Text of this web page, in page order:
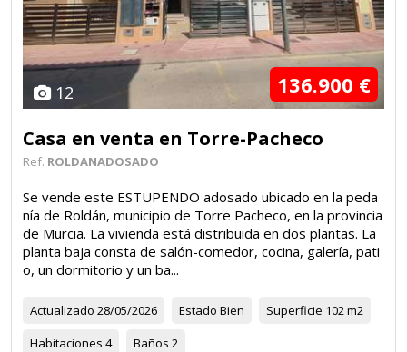
12 136.900 €
Casa en venta en Torre-Pacheco
Ref. ROLDANADOSADO
Se vende este ESTUPENDO adosado ubicado en la peda
nía de Roldán, municipio de Torre Pacheco, en la provincia
de Murcia. La vivienda está distribuida en dos plantas. La
planta baja consta de salón-comedor, cocina, galería, pati
o, un dormitorio y un ba...
Actualizado 28/05/2026 Estado Bien Superficie 102 m2
Habitaciones 4 Baños 2